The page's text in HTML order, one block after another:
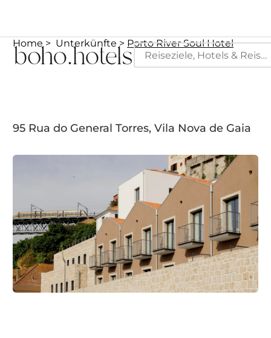
Home Unterkünfte Porto River Soul Hotel
95 Rua do General Torres, Vila Nova de Gaia